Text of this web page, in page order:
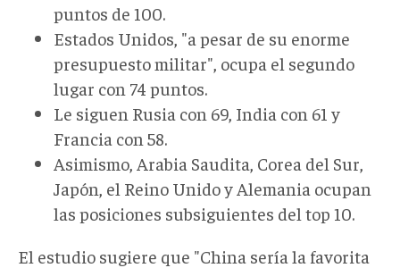
puntos de 100.
Estados Unidos, "a pesar de su enorme
presupuesto militar", ocupa el segundo
lugar con 74 puntos.
Le siguen Rusia con 69, India con 61 y
Francia con 58.
Asimismo, Arabia Saudita, Corea del Sur,
Japón, el Reino Unido y Alemania ocupan
las posiciones subsiguientes del top 10.
El estudio sugiere que "China sería la favorita